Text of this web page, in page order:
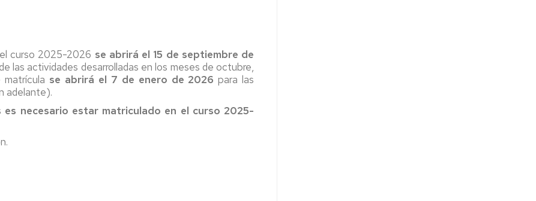
un
país
ajeno
al
EEES
de
la
experiencia
investigadora
Depósito,
Profesorado
tutores/as
deberes
curso 2025-2026 se abrirá el 15 de septiembre de
las actividades desarrolladas en los meses de octubre,
matrícula se abrirá el 7 de enero de 2026para las
adelante).
es necesario estar matriculado en el curso 2025-